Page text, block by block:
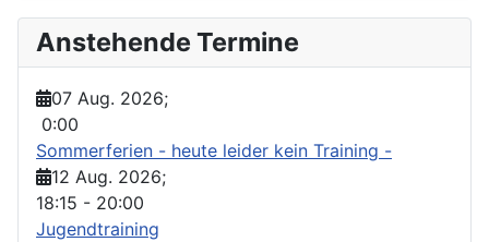
Anstehende Termine
07 Aug. 2026;
0:00
Sommerferien - heute leider kein Training -
12 Aug. 2026;
18:15 - 20:00
Jugendtraining